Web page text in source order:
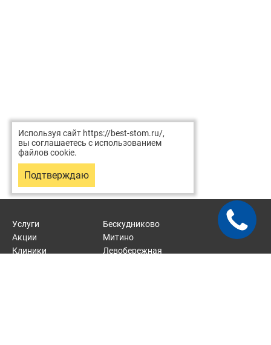
Услуги
Акции
Клиники
Бескудниково
Митино
Левобережная
Используя сайт https://best-stom.ru/,
вы соглашаетесь с использованием
файлов cookie.
Подтверждаю